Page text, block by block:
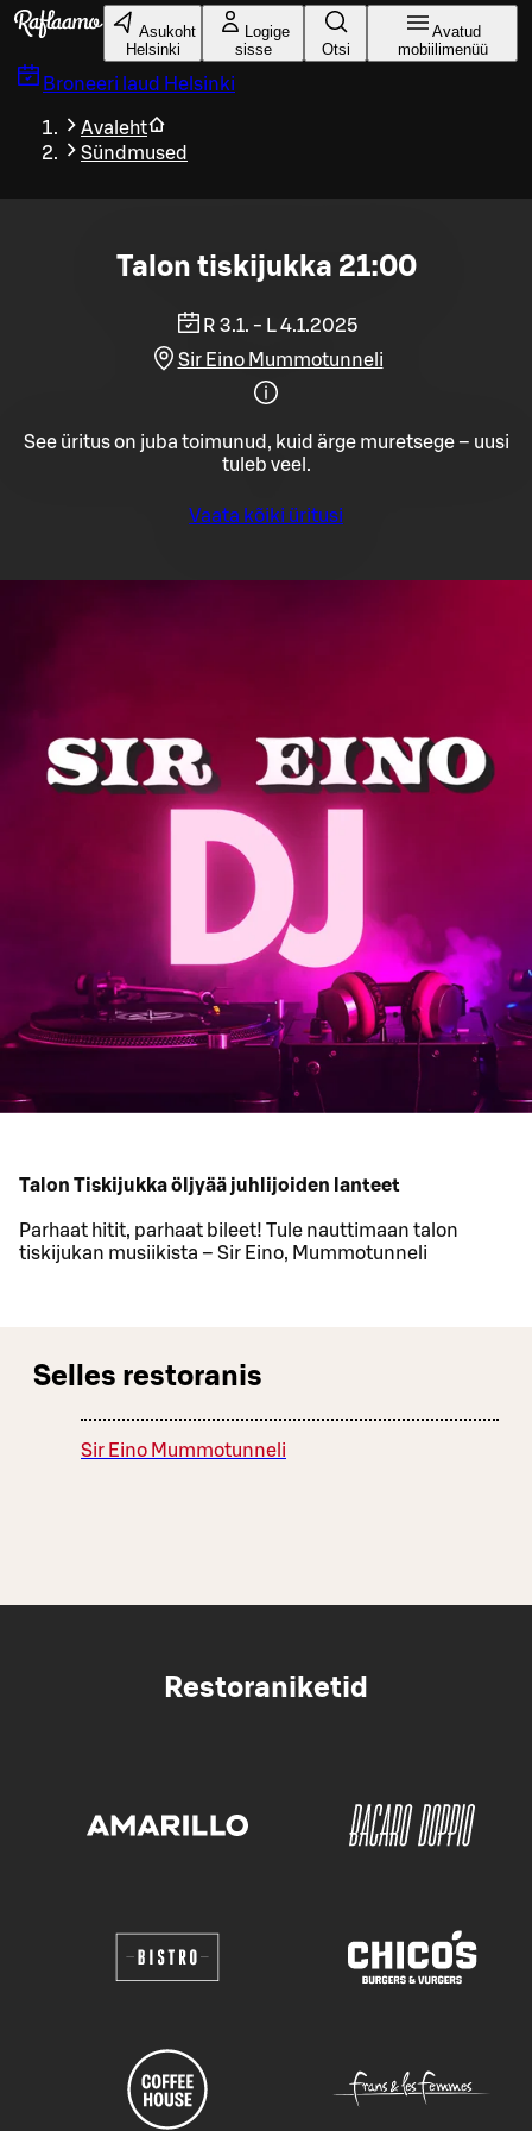
Liigu peamise sisu juurde
Asukoht
Helsinki
Logige
sisse
Otsi
Avatud
mobiilimenüü
Broneeri laud Helsinki
Avaleht
Sündmused
Talon tiskijukka 21:00
R 3.1. - L 4.1.2025
Sir Eino Mummotunneli
See üritus on juba toimunud, kuid ärge muretsege – uusi
tuleb veel.
Vaata kõiki üritusi
Talon Tiskijukka öljyää juhlijoiden lanteet
Parhaat hitit, parhaat bileet! Tule nauttimaan talon
tiskijukan musiikista – Sir Eino, Mummotunneli
Selles restoranis
Sir Eino Mummotunneli
Restoraniketid